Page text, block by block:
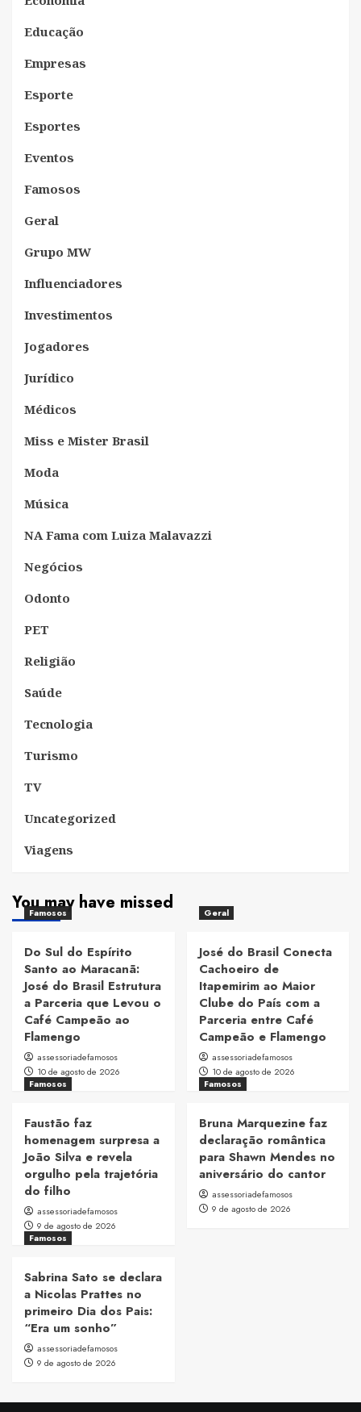
Educação
Empresas
Esporte
Esportes
Eventos
Famosos
Geral
Grupo MW
Influenciadores
Investimentos
Jogadores
Jurídico
Médicos
Miss e Mister Brasil
Moda
Música
NA Fama com Luiza Malavazzi
Negócios
Odonto
PET
Religião
Saúde
Tecnologia
Turismo
TV
Uncategorized
Viagens
You may have missed
Famosos
Do Sul do Espírito
Santo ao Maracanã:
José do Brasil Estrutura
a Parceria que Levou o
Café Campeão ao
Flamengo
assessoriadefamosos
10 de agosto de 2026
Geral
José do Brasil Conecta
Cachoeiro de
Itapemirim ao Maior
Clube do País com a
Parceria entre Café
Campeão e Flamengo
assessoriadefamosos
10 de agosto de 2026
Famosos
Faustão faz
homenagem surpresa a
João Silva e revela
orgulho pela trajetória
do filho
assessoriadefamosos
9 de agosto de 2026
Famosos
Bruna Marquezine faz
declaração romântica
para Shawn Mendes no
aniversário do cantor
assessoriadefamosos
9 de agosto de 2026
Famosos
Sabrina Sato se declara
a Nicolas Prattes no
primeiro Dia dos Pais:
“Era um sonho”
assessoriadefamosos
9 de agosto de 2026